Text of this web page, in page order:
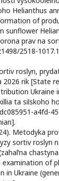
Helianthus
of
sunflower
prav na
2518-
roslyn,
2026 rik [State
Ukraine
ta silskoho
a4fd-
Metodyka
sortiv roslyn
of
Ukraine